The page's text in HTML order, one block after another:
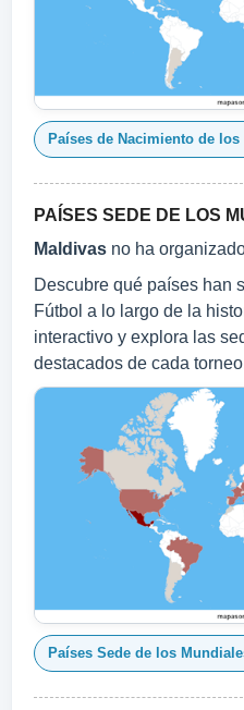
Países de Nacimiento de los
PAÍSES SEDE DE LOS
Maldivas no ha
Descubre qué países han
Fútbol a lo largo de la
interactivo y explora las
destacados de cada
Países Sede de los